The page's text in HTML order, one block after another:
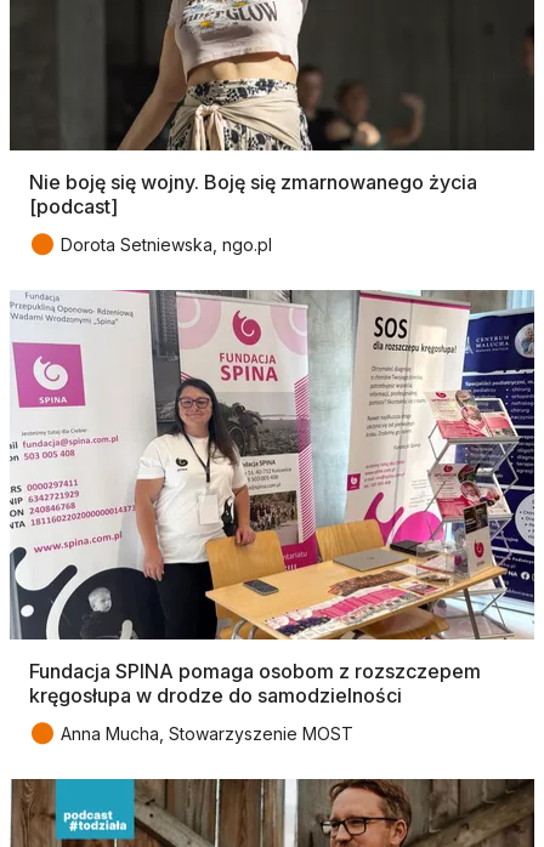
Nie boję się wojny. Boję się zmarnowanego życia
[podcast]
● Dorota Setniewska, ngo.pl
Fundacja SPINA pomaga osobom z rozszczepem
kręgosłupa w drodze do samodzielności
● Anna Mucha, Stowarzyszenie MOST